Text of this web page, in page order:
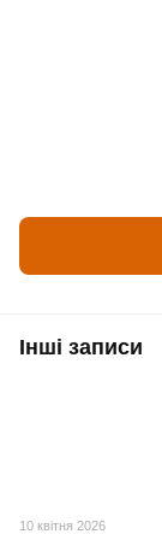
Інші записи
10 квітня 2026